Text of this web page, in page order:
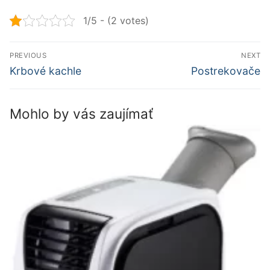
1/5 - (2 votes)
Navigácia
v
PREVIOUS
Previous
Krbové kachle
NEXT
Next
Postrekovače
Mohlo by vás zaujímať